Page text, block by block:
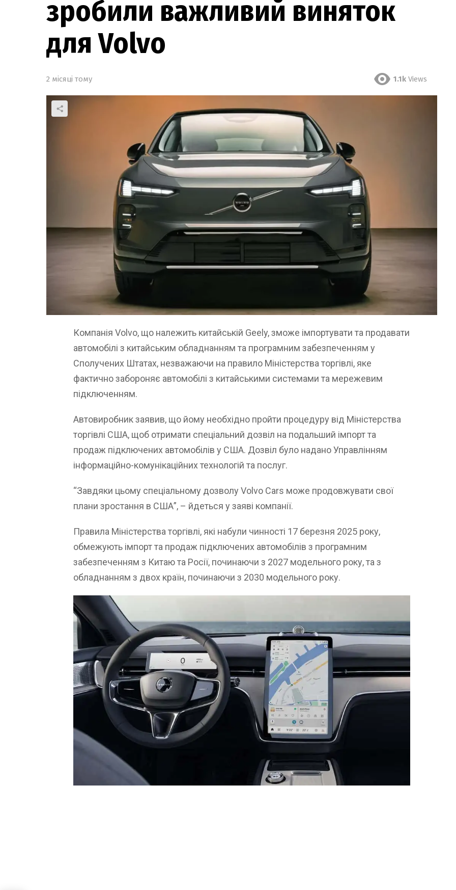
зробили важливий виняток
для Volvo
2 місяці тому 1.1k Views
Компанія Volvo, що належить китайській Geely, зможе імпортувати та продавати
автомобілі з китайським обладнанням та програмним забезпеченням у
Сполучених Штатах, незважаючи на правило Міністерства торгівлі, яке
фактично забороняє автомобілі з китайськими системами та мережевим
підключенням.
Автовиробник заявив, що йому необхідно пройти процедуру від Міністерства
торгівлі США, щоб отримати спеціальний дозвіл на подальший імпорт та
продаж підключених автомобілів у США. Дозвіл було надано Управлінням
інформаційно-комунікаційних технологій та послуг.
“Завдяки цьому спеціальному дозволу Volvo Cars може продовжувати свої
плани зростання в США”, – йдеться у заяві компанії.
Правила Міністерства торгівлі, які набули чинності 17 березня 2025 року,
обмежують імпорт та продаж підключених автомобілів з програмним
забезпеченням з Китаю та Росії, починаючи з 2027 модельного року, та з
обладнанням з двох країн, починаючи з 2030 модельного року.